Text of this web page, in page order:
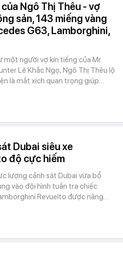
Ngô Thị Thêu - vợ
sản, 143 miếng vàng
G63, Lamborghini,
một người vợ kín tiếng của Mr
Lê Khắc Ngọ, Ngô Thị Thêu lộ
là mắt xích quan trọng giúp…
Dubai siêu xe
độ cực hiếm
lượng cảnh sát Dubai vừa bổ
vào đội hình tuần tra chiếc
Revuelto được nâng…